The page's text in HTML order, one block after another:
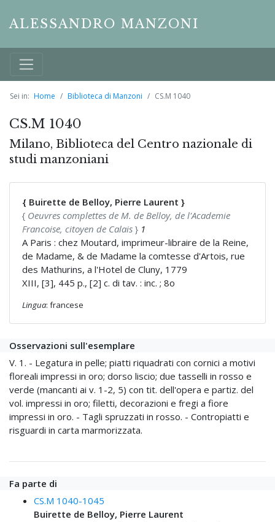
ALESSANDRO MANZONI
Sei in: Home Biblioteca di Manzoni CS.M 1040
CS.M 1040
Milano, Biblioteca del Centro nazionale di
studi manzoniani
{ Buirette de Belloy, Pierre Laurent }
{ Oeuvres complettes de M. de Belloy, de l'Academie
Francoise, citoyen de Calais } 1
A Paris : chez Moutard, imprimeur-libraire de la Reine,
de Madame, & de Madame la comtesse d'Artois, rue
des Mathurins, a l'Hotel de Cluny, 1779
XIII, [3], 445 p., [2] c. di tav. : inc. ; 8o
Lingua: francese
Osservazioni sull'esemplare
V. 1. - Legatura in pelle; piatti riquadrati con cornici a motivi
floreali impressi in oro; dorso liscio; due tasselli in rosso e
verde (mancanti ai v. 1-2, 5) con tit. dell'opera e partiz. del
vol. impressi in oro; filetti, decorazioni e fregi a fiore
impressi in oro. - Tagli spruzzati in rosso. - Contropiatti e
risguardi in carta marmorizzata.
Fa parte di
CS.M 1040-1045
Buirette de Belloy, Pierre Laurent